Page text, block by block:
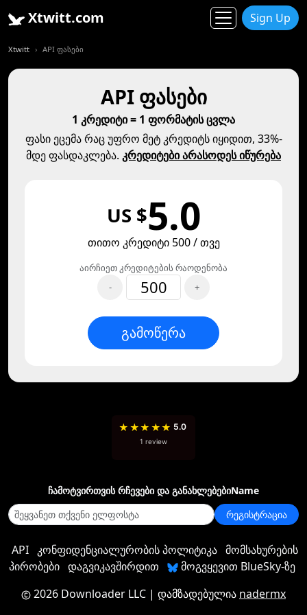
Xtwitt.com Sign Up
Xtwitt API ფასები
API ფასები
1 კრედიტი = 1 ფორმატის ცვლა
ფასი ეცემა რაც უფრო მეტ კრედიტს იყიდით, 33%-
მდე ფასდაკლება. კრედიტები არასოდეს იწურება
US $5.0
თითო კრედიტი 500 / თვე
აირჩიეთ კრედიტების რაოდენობა
-
+
გამოწერა
★ ★★ ★★ 5.0
1 review
ჩამოტვირთვის რჩევები და განახლებებიName
რეგისტრაცია
API კონფიდენციალურობის პოლიტიკა მომსახურების
პირობები დაგვიკავშირდით
მოგვყევით BlueSky-ზე
2026 Downloader LLC | დამზადებულია nadermx